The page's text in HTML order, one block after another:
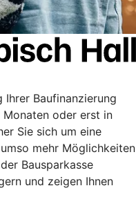
Ihrer Baufinanzierung
oder erst in
Sie sich um eine
mehr Möglichkeiten
Bausparkasse
und zeigen Ihnen